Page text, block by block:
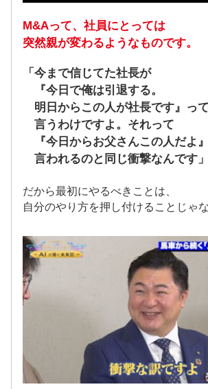
M&Aって、社員にとっては
突然親が変わるようなものです。
「今まで信じてた社長が
『今日で俺は引退する。
明日からこの人が社長です』って
言うわけですよ。それって
『今日からお父さんこの人だよ
言われるのと同じ衝撃なんです」
だから最初にやるべきことは、
自分のやり方を押し付けることじゃな